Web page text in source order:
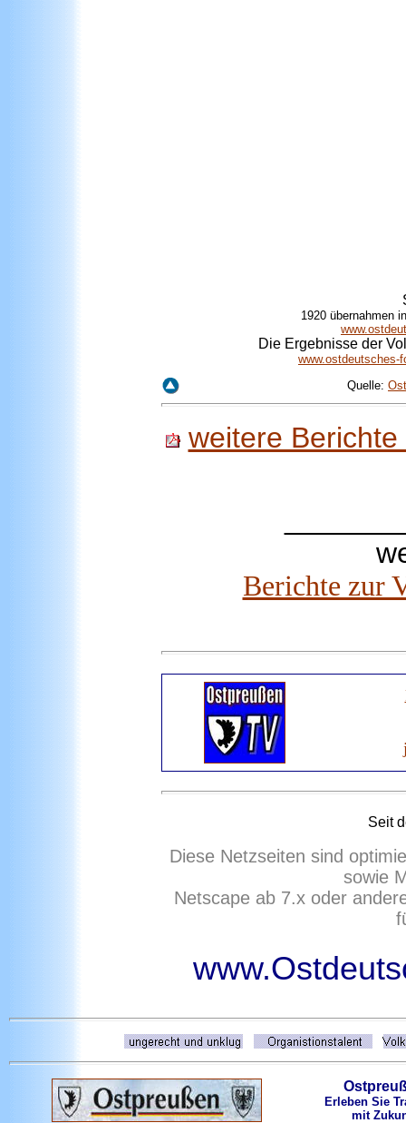
1920 übernahmen
Die Ergebnisse der
www.ostdeutsches-
Quelle:
weitere
Berichte zur
Seit
Diese Netzseiten sind
sowie
Netscape ab 7.x oder
Erleben Sie
mit